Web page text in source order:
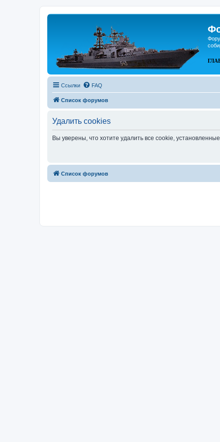
Ссылки FAQ
Список форумов
Удалить cookies
Вы уверены, что хотите удалить все cookie,
Список форумов